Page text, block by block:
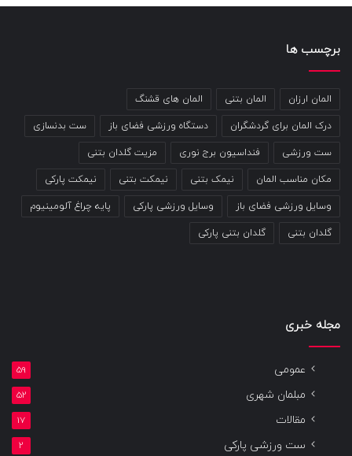
برچسب ها
المان ارزان المان بتنی المان های قشنگ
درک المان برای گردشگران دستگاه ورزشی فضای باز ست بدنسازی
ست ورزشی فنداسیون برج نوری مزیت گلدان بتنی
مکان مناسب المان نیمک بتنی نیمکت بتنی نیمکت پارکی
وسایل ورزشی فضای باز وسایل ورزشی پارکی پایه چراغ آلومینیوم
گلدان بتنی گلدان بتنی پارکی
مجله خبری
عمومی 59
مبلمان شهری 52
مقالات 17
ست ورزشی پارکی 2